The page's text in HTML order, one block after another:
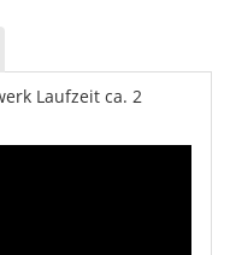
Laufzeit ca. 2